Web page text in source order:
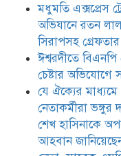
মধুমতি এক্সপ্রেস
অভিযানে রতন
সিরাপসহ গ্রেফতার
ঈশ্বরদীতে
চেষ্টার অভিযোগে
যে ঐক্যের
নেতাকর্মীরা ভঙ্গুর
শেখ হাসিনাকে
আহবান